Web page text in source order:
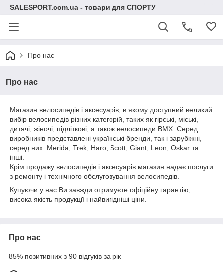
SALESPORT.com.ua - товари для СПОРТУ
Про нас
Про нас
Магазин велосипедів і аксесуарів, в якому доступний великий
вибір велосипедів різних категорій, таких як гірські, міські,
дитячі, жіночі, підліткові, а також велосипеди BMX. Серед
виробників представлені українські бренди, так і зарубіжні,
серед них: Merida, Trek, Haro, Scott, Giant, Leon, Oskar та
інші.
Крім продажу велосипедів і аксесуарів магазин надає послуги
з ремонту і технічного обслуговування велосипедів.
Купуючи у нас Ви завжди отримуєте офіційну гарантію,
висока якість продукції і найвигідніші ціни.
Про нас
85% позитивних з 90 відгуків за рік